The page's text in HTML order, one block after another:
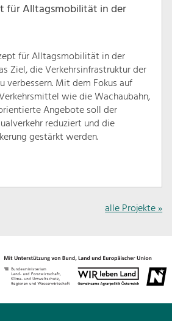
für Alltagsmobilität in der
für Alltagsmobilität in der
Ziel, die Verkehrsinfrastruktur der
verbessern. Mit dem Fokus auf
wie die Wachaubahn,
Angebote soll der
reduziert und die
gestärkt werden.
alle Projekte »